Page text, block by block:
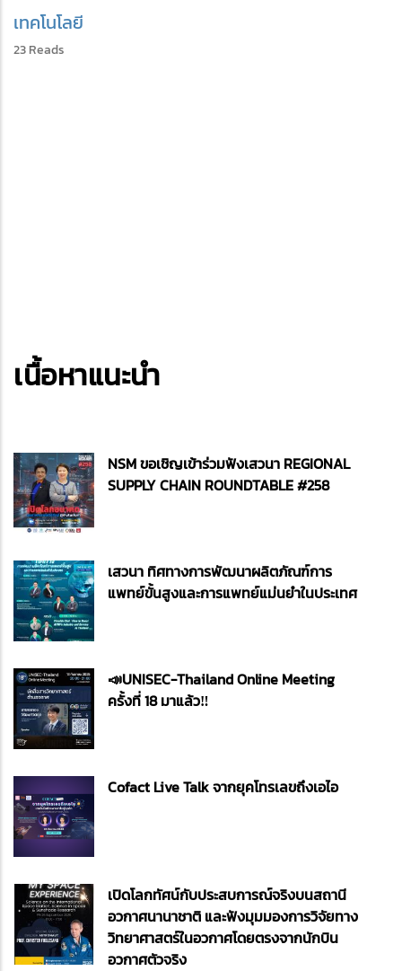
เทคโนโลยี
23 Reads
เนื้อหาแนะนำ
NSM ขอเชิญเข้าร่วมฟังเสวนา REGIONAL
SUPPLY CHAIN ROUNDTABLE #258
เสวนา ทิศทางการพัฒนาผลิตภัณฑ์การ
แพทย์ขั้นสูงและการแพทย์แม่นยำในประเทศ
📣UNISEC-Thailand Online Meeting
ครั้งที่ 18 มาแล้ว‼️
Cofact Live Talk จากยุคโทรเลขถึงเอไอ
เปิดโลกทัศน์กับประสบการณ์จริงบนสถานี
อวกาศนานาชาติ และฟังมุมมองการวิจัยทาง
วิทยาศาสตร์ในอวกาศโดยตรงจากนักบิน
อวกาศตัวจริง